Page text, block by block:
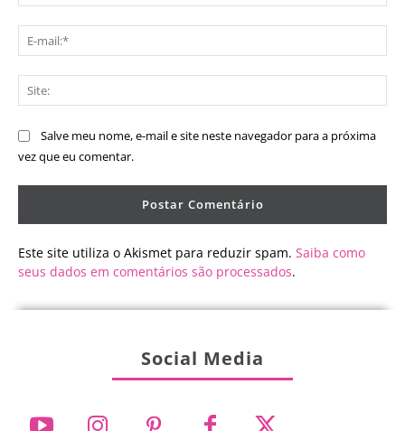
Salve meu nome, e-mail e site neste navegador para a próxima
vez que eu comentar.
Este site utiliza o Akismet para reduzir spam. Saiba como
seus dados em comentários são processados.
Social Media